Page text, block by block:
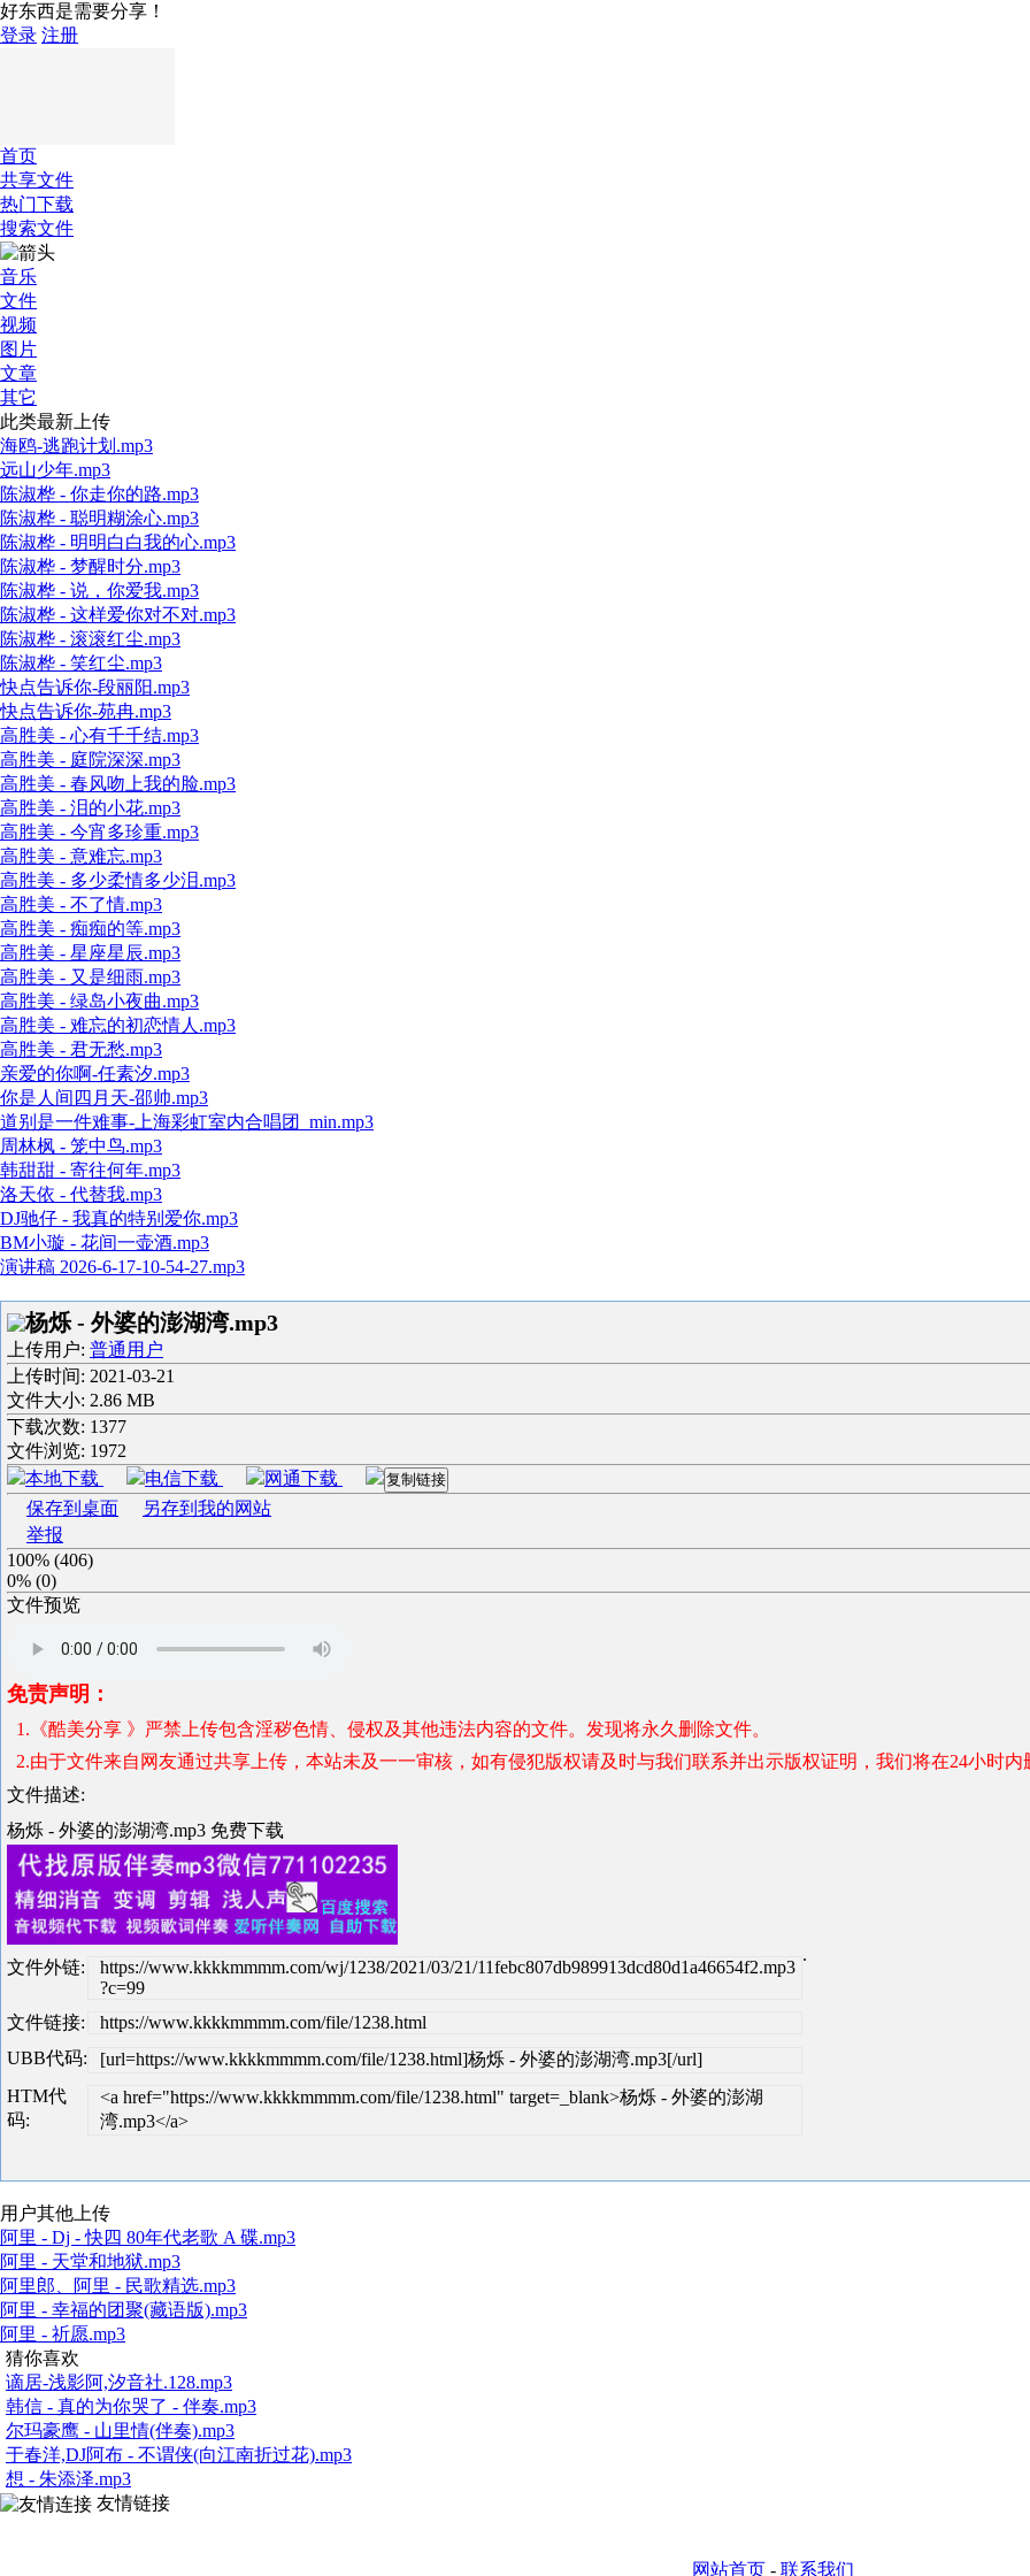
好东西是需要分享！
登录 注册
首页
共享文件
热门下载
搜索文件
音乐
文件
视频
图片
文章
其它
此类最新上传
海鸥-逃跑计划.mp3
远山少年.mp3
陈淑桦 - 你走你的路.mp3
陈淑桦 - 聪明糊涂心.mp3
陈淑桦 - 明明白白我的心.mp3
陈淑桦 - 梦醒时分.mp3
陈淑桦 - 说，你爱我.mp3
陈淑桦 - 这样爱你对不对.mp3
陈淑桦 - 滚滚红尘.mp3
陈淑桦 - 笑红尘.mp3
快点告诉你-段丽阳.mp3
快点告诉你-苑冉.mp3
高胜美 - 心有千千结.mp3
高胜美 - 庭院深深.mp3
高胜美 - 春风吻上我的脸.mp3
高胜美 - 泪的小花.mp3
高胜美 - 今宵多珍重.mp3
高胜美 - 意难忘.mp3
高胜美 - 多少柔情多少泪.mp3
高胜美 - 不了情.mp3
高胜美 - 痴痴的等.mp3
高胜美 - 星座星辰.mp3
高胜美 - 又是细雨.mp3
高胜美 - 绿岛小夜曲.mp3
高胜美 - 难忘的初恋情人.mp3
高胜美 - 君无愁.mp3
亲爱的你啊-任素汐.mp3
你是人间四月天-邵帅.mp3
道别是一件难事-上海彩虹室内合唱团_min.mp3
周林枫 - 笼中鸟.mp3
韩甜甜 - 寄往何年.mp3
洛天依 - 代替我.mp3
DJ驰仔 - 我真的特别爱你.mp3
BM小璇 - 花间一壶酒.mp3
演讲稿 2026-6-17-10-54-27.mp3
杨烁 - 外婆的澎湖湾.mp3
上传用户: 普通用户
上传时间: 2021-03-21
文件大小: 2.86 MB
下载次数: 1377
文件浏览: 1972
本地下载
电信下载 网通下载 复制链接
保存到桌面
另存到我的网站
举报
100% (406)
0% (0)
文件预览
免责声明：
1.《酷美分享 》严禁上传包含淫秽色情、侵权及其他违法内容的文件。发现将永久删除文件。
2.由于文件来自网友通过共享上传，本站未及一一审核，如有侵犯版权请及时与我们联系并出示版权证明，我们将在24小时内
文件描述:
杨烁 - 外婆的澎湖湾.mp3 免费下载
文件外链:
https://www.kkkkmmmm.com/wj/1238/2021/03/21/11febc807db989913dcd80d1a46654f2.mp3
?c=99
文件链接:
https://www.kkkkmmmm.com/file/1238.html
UBB代码:
[url=https://www.kkkkmmmm.com/file/1238.html]杨烁 - 外婆的澎湖湾.mp3[/url]
HTM代
码:
<a href="https://www.kkkkmmmm.com/file/1238.html" target=_blank>杨烁 - 外婆的澎湖
湾.mp3</a>
.
用户其他上传
阿里 - Dj - 快四 80年代老歌 A 碟.mp3
阿里 - 天堂和地狱.mp3
阿里郎、阿里 - 民歌精选.mp3
阿里 - 幸福的团聚(藏语版).mp3
阿里 - 祈愿.mp3
猜你喜欢
谪居-浅影阿,汐音社.128.mp3
韩信 - 真的为你哭了 - 伴奏.mp3
尔玛豪鹰 - 山里情(伴奏).mp3
于春洋,DJ阿布 - 不谓侠(向江南折过花).mp3
想 - 朱添泽.mp3
友情链接
网站首页- 联系我们